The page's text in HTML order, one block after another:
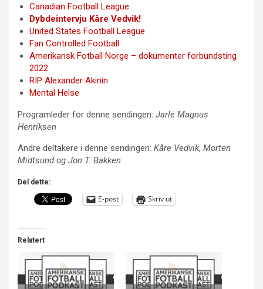
Canadian Football League
Dybdeintervju Kåre Vedvik!
United States Football League
Fan Controlled Football
Amerikansk Fotball Norge – dokumenter forbundsting
2022
RIP Alexander Akinin
Mental Helse
Programleder for denne sendingen: Jarle Magnus
Henriksen
Andre deltakere i denne sendingen: Kåre Vedvik, Morten
Midtsund og Jon T. Bakken
Del dette:
E-post Skriv ut
Relatert